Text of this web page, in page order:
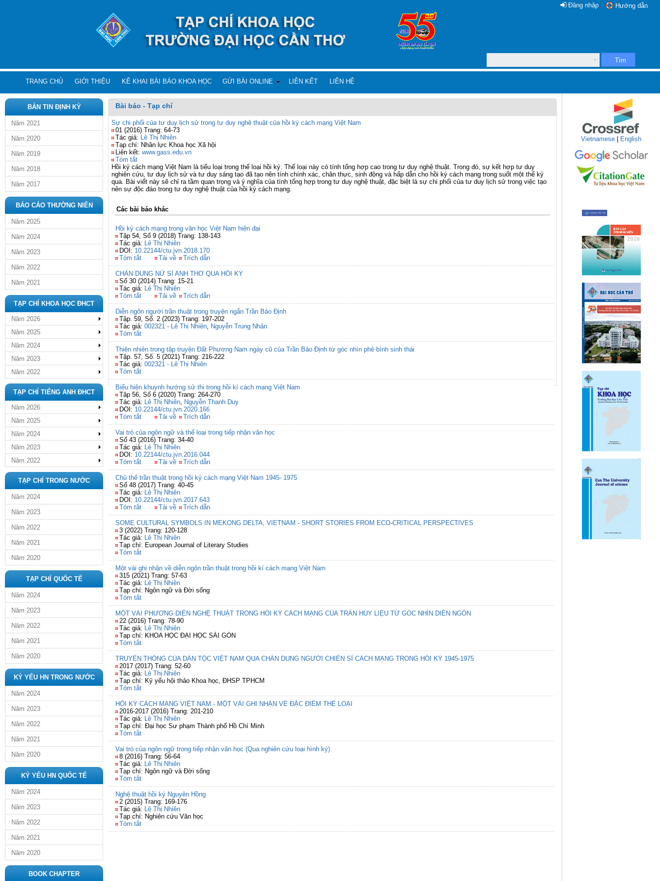
Hướng dẫn
Đăng nhập
Tìm
TRANG CHỦ GIỚI THIỆU KÊ KHAI BÀI BÁO KHOA HỌC GỬI BÀI ONLINE LIÊN KẾT LIÊN HỆ
BẢN TIN ĐỊNH KỲ
Năm 2021
Năm 2020
Năm 2019
Năm 2018
Năm 2017
BÁO CÁO THƯỜNG NIÊN
Năm 2025
Năm 2024
Năm 2023
Năm 2022
Năm 2021
TẠP CHÍ KHOA HỌC ĐHCT
Năm 2026
Năm 2025
Năm 2024
Năm 2023
Năm 2022
TẠP CHÍ TIẾNG ANH ĐHCT
Năm 2026
Năm 2025
Năm 2024
Năm 2023
Năm 2022
TẠP CHÍ TRONG NƯỚC
Năm 2024
Năm 2023
Năm 2022
Năm 2021
Năm 2020
TẠP CHÍ QUỐC TẾ
Năm 2024
Năm 2023
Năm 2022
Năm 2021
Năm 2020
KỶ YẾU HN TRONG NƯỚC
Năm 2024
Năm 2023
Năm 2022
Năm 2021
Năm 2020
KỶ YẾU HN QUỐC TẾ
Năm 2024
Năm 2023
Năm 2022
Năm 2021
Năm 2020
BOOK CHAPTER
Bài báo - Tạp chí
Sự chi phối của tư duy lịch sử trong tư duy nghệ thuật của hồi ký cách mạng Việt Nam
01 (2016) Trang: 64-73
Tác giả: Lê Thị Nhiên
Tạp chí: Nhân lực Khoa học Xã hội
Liên kết: www.gass.edu.vn
Tóm tắt
Hồi ký cách mạng Việt Nam là tiểu loại trong thể loại hồi ký. Thể loại này có tính tổng hợp cao trong tư duy nghệ thuật. Trong đó, sự kết hợp tư duy
nghiên cứu, tư duy lịch sử và tư duy sáng tạo đã tạo nên tính chính xác, chân thực, sinh động và hấp dẫn cho hồi ký cách mạng trong suốt một thế kỷ
qua. Bài viết này sẽ chỉ ra tầm quan trọng và ý nghĩa của tính tổng hợp trong tư duy nghệ thuật, đặc biệt là sự chi phối của tư duy lịch sử trong việc tạo
nên sự độc đáo trong tư duy nghệ thuật của hồi ký cách mạng.
Các bài báo khác
Hồi ký cách mạng trong văn học Việt Nam hiện đại
Tập 54, Số 9 (2018) Trang: 138-143
Tác giả: Lê Thị Nhiên
DOI: 10.22144/ctu.jvn.2018.170
Tóm tắt
Tải về Trích dẫn
CHÂN DUNG NỮ SĨ ANH THƠ QUA HỒI KÝ
Số 30 (2014) Trang: 15-21
Tác giả: Lê Thị Nhiên
Tóm tắt
Tải về Trích dẫn
Diễn ngôn người trần thuật trong truyện ngắn Trần Bảo Định
Tập. 59, Số. 2 (2023) Trang: 197-202
Tác giả: 002321 - Lê Thị Nhiên, Nguyễn Trung Nhân
Tóm tắt
Thiên nhiên trong tập truyện Đất Phương Nam ngày cũ của Trần Bảo Định từ góc nhìn phê bình sinh thái
Tập. 57, Số. 5 (2021) Trang: 216-222
Tác giả: 002321 - Lê Thị Nhiên
Tóm tắt
Biểu hiện khuynh hướng sử thi trong hồi kí cách mạng Việt Nam
Tập 56, Số 6 (2020) Trang: 264-270
Tác giả: Lê Thị Nhiên, Nguyễn Thanh Duy
DOI: 10.22144/ctu.jvn.2020.166
Tóm tắt
Tải về Trích dẫn
Vai trò của ngôn ngữ và thể loại trong tiếp nhận văn học
Số 43 (2016) Trang: 34-40
Tác giả: Lê Thị Nhiên
DOI: 10.22144/ctu.jvn.2016.044
Tóm tắt
Tải về Trích dẫn
Chủ thể trần thuật trong hồi ký cách mạng Việt Nam 1945- 1975
Số 48 (2017) Trang: 40-45
Tác giả: Lê Thị Nhiên
DOI: 10.22144/ctu.jvn.2017.643
Tóm tắt
Tải về Trích dẫn
SOME CULTURAL SYMBOLS IN MEKONG DELTA, VIETNAM - SHORT STORIES FROM ECO-CRITICAL PERSPECTIVES
3 (2022) Trang: 120-128
Tác giả: Lê Thị Nhiên
Tạp chí: European Journal of Literary Studies
Tóm tắt
Một vài ghi nhận về diễn ngôn trần thuật trong hồi kí cách mạng Việt Nam
315 (2021) Trang: 57-63
Tác giả: Lê Thị Nhiên
Tạp chí: Ngôn ngữ và Đời sống
Tóm tắt
MỘT VÀI PHƯƠNG DIỆN NGHỆ THUẬT TRONG HỒI KÝ CÁCH MẠNG CỦA TRẦN HUY LIỆU TỪ GÓC NHÌN DIỄN NGÔN
22 (2016) Trang: 78-90
Tác giả: Lê Thị Nhiên
Tạp chí: KHOA HỌC ĐẠI HỌC SÀI GÒN
Tóm tắt
TRUYỀN THỐNG CỦA DÂN TỘC VIỆT NAM QUA CHÂN DUNG NGƯỜI CHIẾN SĨ CÁCH MẠNG TRONG HỒI KÝ 1945-1975
2017 (2017) Trang: 52-60
Tác giả: Lê Thị Nhiên
Tạp chí: Kỷ yếu hội thảo Khoa học, ĐHSP TPHCM
Tóm tắt
HỒI KÝ CÁCH MẠNG VIỆT NAM - MỘT VÀI GHI NHẬN VỀ ĐẶC ĐIỂM THỂ LOẠI
2016-2017 (2016) Trang: 201-210
Tác giả: Lê Thị Nhiên
Tạp chí: Đại học Sư phạm Thành phố Hồ Chí Minh
Tóm tắt
Vai trò của ngôn ngữ trong tiếp nhận văn học (Qua nghiên cứu loại hình ký)
8 (2016) Trang: 56-64
Tác giả: Lê Thị Nhiên
Tạp chí: Ngôn ngữ và Đời sống
Tóm tắt
Nghệ thuật hồi ký Nguyên Hồng
2 (2015) Trang: 169-176
Tác giả: Lê Thị Nhiên
Tạp chí: Nghiên cứu Văn học
Tóm tắt
Vietnamese English